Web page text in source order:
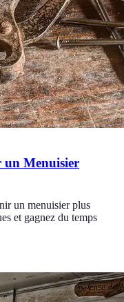
un Menuisier
un menuisier plus
et gagnez du temps